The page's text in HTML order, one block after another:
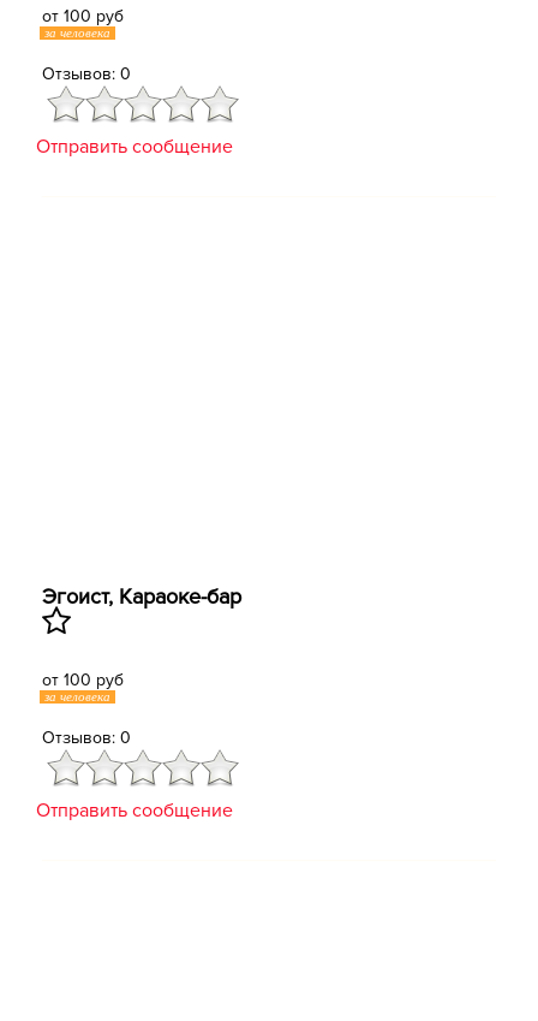
от 100 руб
за человека
Отзывов: 0
Отправить сообщение
Эгоист, ​Караоке-бар
от 100 руб
за человека
Отзывов: 0
Отправить сообщение